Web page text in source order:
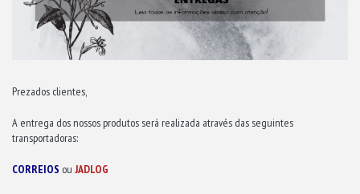
Prezados clientes,
A entrega dos nossos produtos será realizada através das seguintes
transportadoras:
CORREIOS ou JADLOG